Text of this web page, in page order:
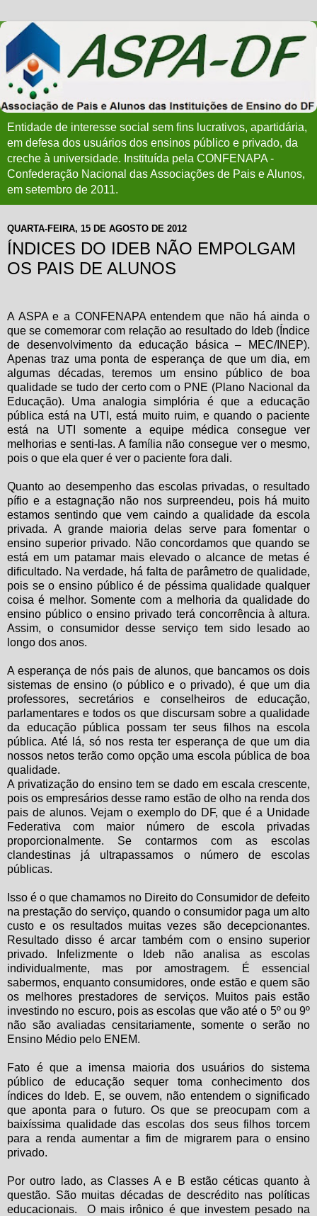
Entidade de interesse social sem fins lucrativos, apartidária,
em defesa dos usuários dos ensinos público e privado, da
creche à universidade. Instituída pela CONFENAPA -
Confederação Nacional das Associações de Pais e Alunos,
em setembro de 2011.
QUARTA-FEIRA, 15 DE AGOSTO DE 2012
ÍNDICES DO IDEB NÃO EMPOLGAM
OS PAIS DE ALUNOS
A ASPA e a CONFENAPA entendem que não há ainda o
que se comemorar com relação ao resultado do Ideb (Índice
de desenvolvimento da educação básica – MEC/INEP).
Apenas traz uma ponta de esperança de que um dia, em
algumas décadas, teremos um ensino público de boa
qualidade se tudo der certo com o PNE (Plano Nacional da
Educação). Uma analogia simplória é que a educação
pública está na UTI, está muito ruim, e quando o paciente
está na UTI somente a equipe médica consegue ver
melhorias e senti-las. A família não consegue ver o mesmo,
pois o que ela quer é ver o paciente fora dali.
Quanto ao desempenho das escolas privadas, o resultado
pífio e a estagnação não nos surpreendeu, pois há muito
estamos sentindo que vem caindo a qualidade da escola
privada. A grande maioria delas serve para fomentar o
ensino superior privado. Não concordamos que quando se
está em um patamar mais elevado o alcance de metas é
dificultado. Na verdade, há falta de parâmetro de qualidade,
pois se o ensino público é de péssima qualidade qualquer
coisa é melhor. Somente com a melhoria da qualidade do
ensino público o ensino privado terá concorrência à altura.
Assim, o consumidor desse serviço tem sido lesado ao
longo dos anos.
A esperança de nós pais de alunos, que bancamos os dois
sistemas de ensino (o público e o privado), é que um dia
professores, secretários e conselheiros de educação,
parlamentares e todos os que discursam sobre a qualidade
da educação pública possam ter seus filhos na escola
pública. Até lá, só nos resta ter esperança de que um dia
nossos netos terão como opção uma escola pública de boa
qualidade.
A privatização do ensino tem se dado em escala crescente,
pois os empresários desse ramo estão de olho na renda dos
pais de alunos. Vejam o exemplo do DF, que é a Unidade
Federativa com maior número de escola privadas
proporcionalmente. Se contarmos com as escolas
clandestinas já ultrapassamos o número de escolas
públicas.
Isso é o que chamamos no Direito do Consumidor de defeito
na prestação do serviço, quando o consumidor paga um alto
custo e os resultados muitas vezes são decepcionantes.
Resultado disso é arcar também com o ensino superior
privado. Infelizmente o Ideb não analisa as escolas
individualmente, mas por amostragem. É essencial
sabermos, enquanto consumidores, onde estão e quem são
os melhores prestadores de serviços. Muitos pais estão
investindo no escuro, pois as escolas que vão até o 5º ou 9º
não são avaliadas censitariamente, somente o serão no
Ensino Médio pelo ENEM.
Fato é que a imensa maioria dos usuários do sistema
público de educação sequer toma conhecimento dos
índices do Ideb. E, se ouvem, não entendem o significado
que aponta para o futuro. Os que se preocupam com a
baixíssima qualidade das escolas dos seus filhos torcem
para a renda aumentar a fim de migrarem para o ensino
privado.
Por outro lado, as Classes A e B estão céticas quanto à
questão. São muitas décadas de descrédito nas políticas
educacionais. O mais irônico é que investem pesado na